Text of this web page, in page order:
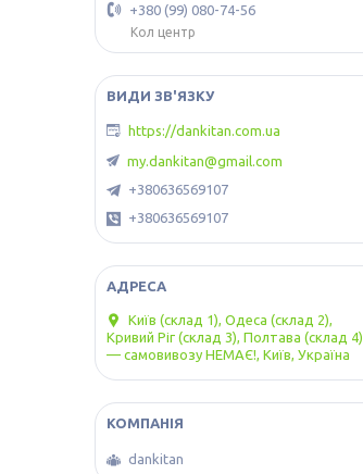
+380 (99) 080-74-56
Кол центр
https://dankitan.com.ua
my.dankitan@gmail.com
+380636569107
+380636569107
Київ (склад 1), Одеса (склад 2),
Кривий Ріг (склад 3), Полтава (склад 4)
— самовивозу НЕМАЄ!, Київ, Україна
dankitan